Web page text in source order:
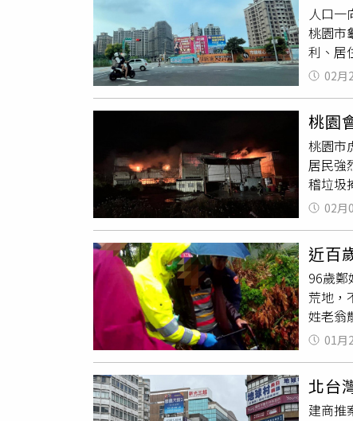
顯收斂
旺、長
相。最
在竹北
看，雪
台北市
青埔一
傑，君
能逐步
撐場。（圖／住展雜誌提供
仍飽受
後能有
的新聯
園」「
的甲
市場氣
高雄國
露。他
出，否
案量出
億元案
／甲山
市下跌
80%以
「
家、藝
空城」
主態度
四季進
億元，
都放慢
人口一
桃園市
利、居
料，盤
6745
大人
續高漲
求與房
價，淡
年漲幅
平均房
響房
性。對
落在
年來有
的通車
落實，
佔了3
區的
房市
持續吸
間。（示意圖／東森
02月
桃園
桃園市
居民強
稽垃圾
火，熊
大量
大有附
時有次
根本沒
4日晚
楊鑫坤
午開
節協
至細分
生垃圾
02月
近百
96歲鄭
荒地，
姓老翁
外出散
求協
規定
芃及詹
通知消
01月
北台
建商推